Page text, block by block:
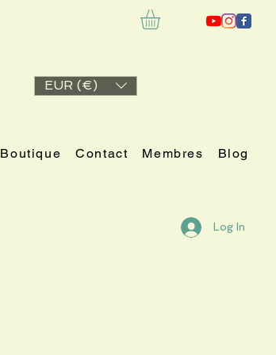
EUR (€)
Boutique Contact Membres Blog
Log In